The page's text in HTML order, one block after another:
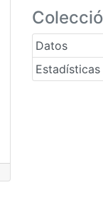
Datos
Estadísticas